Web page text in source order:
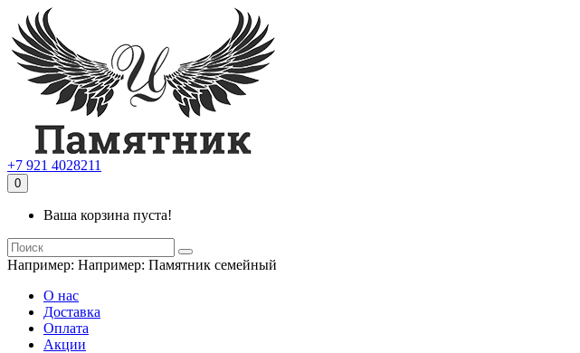
+7 921 4028211
0
Ваша корзина пуста!
Например: Например: Памятник семейный
О нас
Доставка
Оплата
Акции